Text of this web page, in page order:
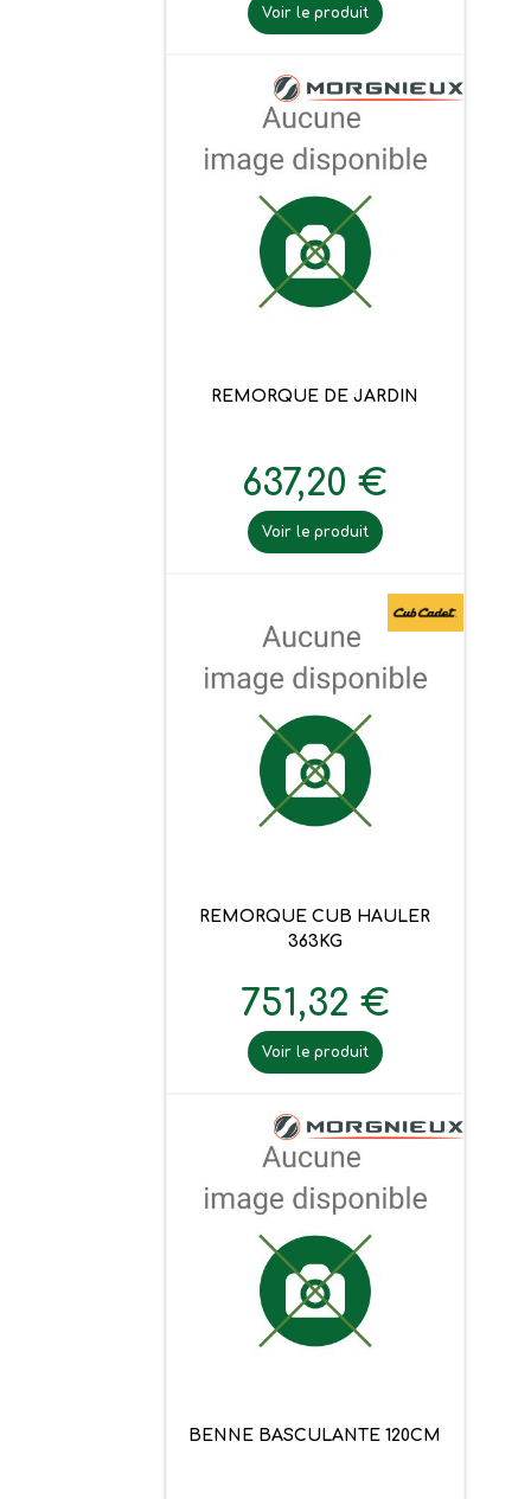
Voir le produit
REMORQUE DE JARDIN
637,20 €
Voir le produit
REMORQUE CUB HAULER
363KG
751,32 €
Voir le produit
BENNE BASCULANTE 120CM